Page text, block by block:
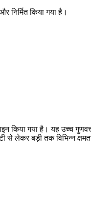
निर्मित किया गया है।
किया गया है। यह उच्च
से लेकर बड़ी तक विभिन्न